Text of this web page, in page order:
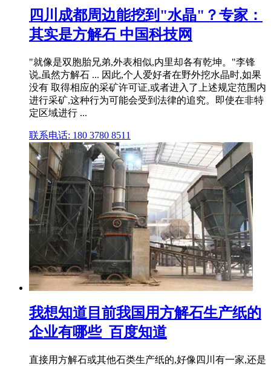
四川成都周边能挖到"水晶"？专家：
其实是方解石 中国科技网
"就像是双胞胎兄弟,外表相似,内里却各有乾坤。"李锋
说,虽然方解石 ... 因此,个人爱好者在野外挖水晶时,如果
没有 取得相应的采矿许可证,或者进入了上述规定范围内
进行采矿,这种行为可能会受到法律的追究。即使在非特
定区域进行 ...
联系电话: 180 3780 8511
我想知道目前我国用方解石生产纸的
企业有哪些_百度知道
直接用方解石或其他石类生产纸的,好像四川有一家,还是